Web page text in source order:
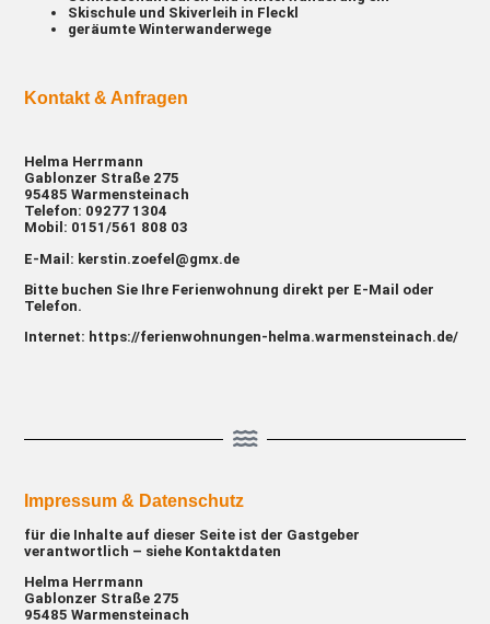
Skischule und Skiverleih in Fleckl
geräumte Winterwanderwege
Kontakt & Anfragen
Helma Herrmann
Gablonzer Straße 275
95485 Warmensteinach
Telefon: 09277 1304
Mobil: 0151/561 808 03
E-Mail: kerstin.zoefel@gmx.de
Bitte buchen Sie Ihre Ferienwohnung direkt per E-Mail oder
Telefon.
Internet: https://ferienwohnungen-helma.warmensteinach.de/
Impressum & Datenschutz
für die Inhalte auf dieser Seite ist der Gastgeber
verantwortlich – siehe Kontaktdaten
Helma Herrmann
Gablonzer Straße 275
95485 Warmensteinach